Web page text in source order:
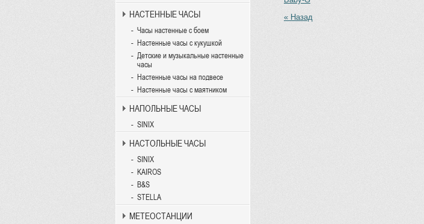
« Назад
НАСТЕННЫЕ ЧАСЫ
Часы настенные с боем
Настенные часы с кукушкой
Детские и музыкальные настенные
часы
Настенные часы на подвесе
Настенные часы с маятником
НАПОЛЬНЫЕ ЧАСЫ
SINIX
НАСТОЛЬНЫЕ ЧАСЫ
SINIX
KAIROS
B&S
STELLA
МЕТЕОСТАНЦИИ